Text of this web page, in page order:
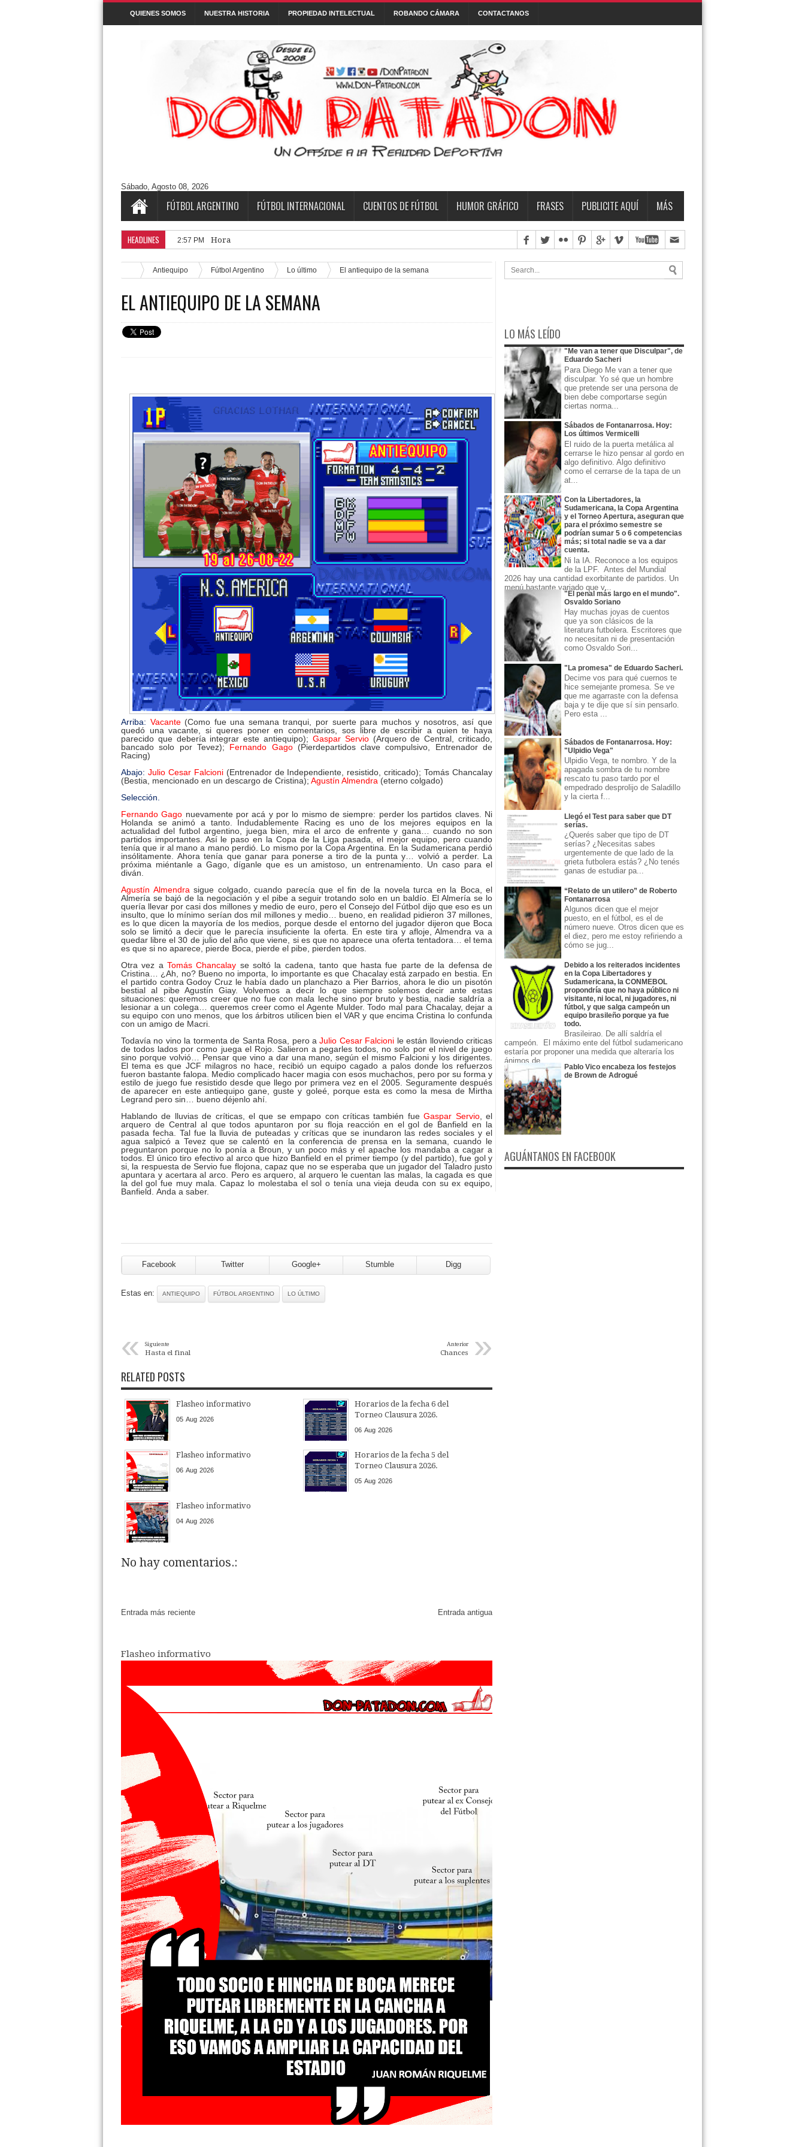
QUIENES SOMOS NUESTRA HISTORIA PROPIEDAD INTELECTUAL ROBANDO CÁMARA CONTACTANOS
Cuentos/ Frases y más
#ELPROGRAMADEFANTINO CUENTOS DE FÚTBOL FONTANARROSA FRASES HUMOR GRÁFICO NIEMBRO TERMO & LUIS
Aguántanos en Twitter
Tweets by DonPatadon
Sábado, Agosto 08, 2026
FÚTBOL ARGENTINO FÚTBOL INTERNACIONAL CUENTOS DE FÚTBOL HUMOR GRÁFICO FRASES PUBLICITE AQUÍ MÁS
HEADLINES 2:57 PM Horarios de la fecha 6 del T
Antiequipo Fútbol Argentino Lo último El antiequipo de la semana
EL ANTIEQUIPO DE LA SEMANA
Arriba: Vacante(Como fue una semana tranqui, por suerte para muchos y nosotros, así que
quedó una vacante, si queres poner en comentarios, sos libre de escribir a quien te haya
parecido que debería integrar este antiequipo); Gaspar Servio (Arquero de Central, criticado,
bancado solo por Tevez); Fernando Gago (Pierdepartidos clave compulsivo, Entrenador de
Racing)
Abajo: Julio Cesar Falcioni (Entrenador de Independiente, resistido, criticado); Tomás Chancalay
(Bestia, mencionado en un descargo de Cristina); Agustín Almendra (eterno colgado)
Selección.
Fernando Gago nuevamente por acá y por lo mismo de siempre: perder los partidos claves. Ni
Holanda se animó a tanto. Indudablemente Racing es uno de los mejores equipos en la
actualidad del futbol argentino, juega bien, mira el arco de enfrente y gana… cuando no son
partidos importantes. Así le paso en la Copa de la Liga pasada, el mejor equipo, pero cuando
tenía que ir al mano a mano perdió. Lo mismo por la Copa Argentina. En la Sudamericana perdió
insólitamente. Ahora tenía que ganar para ponerse a tiro de la punta y… volvió a perder. La
próxima miéntanle a Gago, díganle que es un amistoso, un entrenamiento. Un caso para el
diván.
Agustín Almendra sigue colgado, cuando parecía que el fin de la novela turca en la Boca, el
Almería se bajó de la negociación y el pibe a seguir trotando solo en un baldío. El Almería se lo
quería llevar por casi dos millones y medio de euro, pero el Consejo del Fútbol dijo que eso es un
insulto, que lo mínimo serían dos mil millones y medio… bueno, en realidad pidieron 37 millones,
es lo que dicen la mayoría de los medios, porque desde el entorno del jugador dijeron que Boca
solo se limitó a decir que le parecía insuficiente la oferta. En este tira y afloje, Almendra va a
quedar libre el 30 de julio del año que viene, si es que no aparece una oferta tentadora… el tema
es que si no aparece, pierde Boca, pierde el pibe, pierden todos.
Otra vez aTomás Chancalay se soltó la cadena, tanto que hasta fue parte de la defensa de
Cristina… ¿Ah, no? Bueno no importa, lo importante es que Chacalay está zarpado en bestia. En
el partido contra Godoy Cruz le había dado un planchazo a Pier Barrios, ahora le dio un pisotón
bestial al pibe Agustín Giay. Volvemos a decir lo que siempre solemos decir ante estas
situaciones: queremos creer que no fue con mala leche sino por bruto y bestia, nadie saldría a
lesionar a un colega… queremos creer como el Agente Mulder. Todo mal para Chacalay, dejar a
su equipo con uno menos, que los árbitros utilicen bien el VAR y que encima Cristina lo confunda
con un amigo de Macri.
Todavía no vino la tormenta de Santa Rosa, pero aJulio Cesar Falcioni le están lloviendo criticas
de todos lados por como juega el Rojo. Salieron a pegarles todos, no solo por el nivel de juego
sino porque volvió… Pensar que vino a dar una mano, según el mismo Falcioni y los dirigentes.
El tema es que JCF milagros no hace, recibió un equipo cagado a palos donde los refuerzos
fueron bastante falopa. Medio complicado hacer magia con esos muchachos, pero por su forma y
estilo de juego fue resistido desde que llego por primera vez en el 2005. Seguramente después
de aparecer en este antiequipo gane, guste y goleé, porque esta es como la mesa de Mirtha
Legrand pero sin… bueno déjenlo ahí.
Hablando de lluvias de críticas, el que se empapo con críticas también fueGaspar Servio, el
arquero de Central al que todos apuntaron por su floja reacción en el gol de Banfield en la
pasada fecha. Tal fue la lluvia de puteadas y críticas que se inundaron las redes sociales y el
agua salpicó a Tevez que se calentó en la conferencia de prensa en la semana, cuando le
preguntaron porque no lo ponía a Broun, y un poco más y el apache los mandaba a cagar a
todos. El único tiro efectivo al arco que hizo Banfield en el primer tiempo (y del partido), fue gol y
si, la respuesta de Servio fue flojona, capaz que no se esperaba que un jugador del Taladro justo
apuntara y acertara al arco. Pero es arquero, al arquero le cuentan las malas, la cagada es que
la del gol fue muy mala. Capaz lo molestaba el sol o tenía una vieja deuda con su ex equipo,
Banfield. Anda a saber.
Facebook Twitter Google+ Stumble Digg
Estas en: ANTIEQUIPO FÚTBOL ARGENTINO LO ÚLTIMO
« Siguiente
Hasta el final »
Anterior
Chances
RELATED POSTS
Flasheo informativo
05 Aug 2026
Horarios de la fecha 6 del
Torneo Clausura 2026.
06 Aug 2026
Flasheo informativo
06 Aug 2026
Horarios de la fecha 5 del
Torneo Clausura 2026.
05 Aug 2026
Flasheo informativo
04 Aug 2026
No hay comentarios.:
Entrada más reciente Entrada antigua
Flasheo informativo
LO MÁS LEÍDO
"Me van a tener que Disculpar", de
Eduardo Sacheri
Para Diego Me van a tener que
disculpar. Yo sé que un hombre
que pretende ser una persona de
bien debe comportarse según
ciertas norma...
Sábados de Fontanarrosa. Hoy:
Los últimos Vermicelli
El ruido de la puerta metálica al
cerrarse le hizo pensar al gordo en
algo definitivo. Algo definitivo
como el cerrarse de la tapa de un
at...
Con la Libertadores, la
Sudamericana, la Copa Argentina
y el Torneo Apertura, aseguran que
para el próximo semestre se
podrían sumar 5 o 6 competencias
más; si total nadie se va a dar
cuenta.
Ni la IA. Reconoce a los equipos
de la LPF. Antes del Mundial
2026 hay una cantidad exorbitante de partidos. Un
menú bastante variado que v...
"El penal más largo en el mundo".
Osvaldo Soriano
Hay muchas joyas de cuentos
que ya son clásicos de la
literatura futbolera. Escritores que
no necesitan ni de presentación
como Osvaldo Sori...
"La promesa" de Eduardo Sacheri.
Decime vos para qué cuernos te
hice semejante promesa. Se ve
que me agarraste con la defensa
baja y te dije que sí sin pensarlo.
Pero esta ...
Sábados de Fontanarrosa. Hoy:
"Ulpidio Vega"
Ulpidio Vega, te nombro. Y de la
apagada sombra de tu nombre
rescato tu paso tardo por el
empedrado desprolijo de Saladillo
y la cierta f...
Llegó el Test para saber que DT
serías.
¿Querés saber que tipo de DT
serías? ¿Necesitas sabes
urgentemente de que lado de la
grieta futbolera estás? ¿No tenés
ganas de estudiar pa...
“Relato de un utilero” de Roberto
Fontanarrosa
Algunos dicen que el mejor
puesto, en el fútbol, es el de
número nueve. Otros dicen que es
el diez, pero me estoy refiriendo a
cómo se jug...
Debido a los reiterados incidentes
en la Copa Libertadores y
Sudamericana, la CONMEBOL
propondría que no haya público ni
visitante, ni local, ni jugadores, ni
fútbol, y que salga campeón un
equipo brasileño porque ya fue
todo.
Brasileirao. De allí saldría el
campeón. El máximo ente del fútbol sudamericano
estaría por proponer una medida que alteraría los
ánimos de...
Pablo Vico encabeza los festejos
de Brown de Adrogué
AGUÁNTANOS EN FACEBOOK